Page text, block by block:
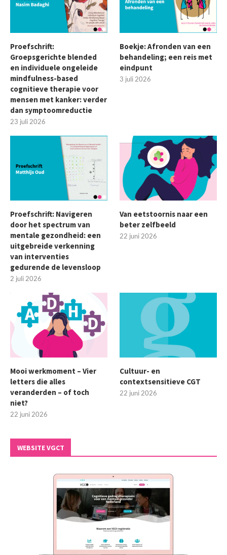
Proefschrift:
Groepsgerichte blended
en individuele ongeleide
mindfulness-based
cognitieve therapie voor
mensen met kanker: verder
dan symptoomreductie
23 juli 2026
Boekje: Afronden van een
behandeling; een reis met
eindpunt
3 juli 2026
Proefschrift: Navigeren
door het spectrum van
mentale gezondheid: een
uitgebreide verkenning
van interventies
gedurende de levensloop
2 juli 2026
Van eetstoornis naar een
beter zelfbeeld
22 juni 2026
Mooi werkmoment – Vier
letters die alles
veranderden – of toch
niet?
22 juni 2026
Cultuur- en
contextsensitieve CGT
22 juni 2026
WEBSITE VGCT